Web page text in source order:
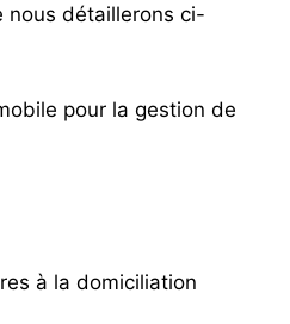
nous détaillerons ci-
pour la gestion de
à la domiciliation